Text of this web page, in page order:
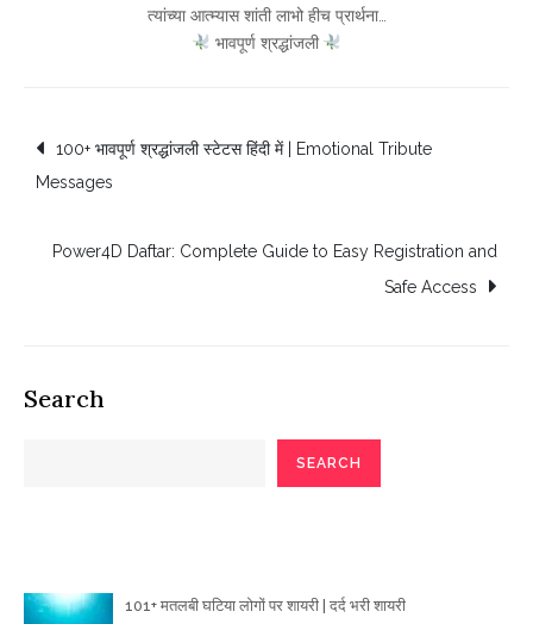
त्यांच्या आत्म्यास शांती लाभो हीच प्रार्थना…
भावपूर्ण श्रद्धांजली
Post
navigation
100+ भावपूर्ण श्रद्धांजली स्टेटस हिंदी में | Emotional Tribute
Messages
Power4D Daftar: Complete Guide to Easy Registration and
Safe Access
Search
SEARCH
101+ मतलबी घटिया लोगों पर शायरी | दर्द भरी शायरी